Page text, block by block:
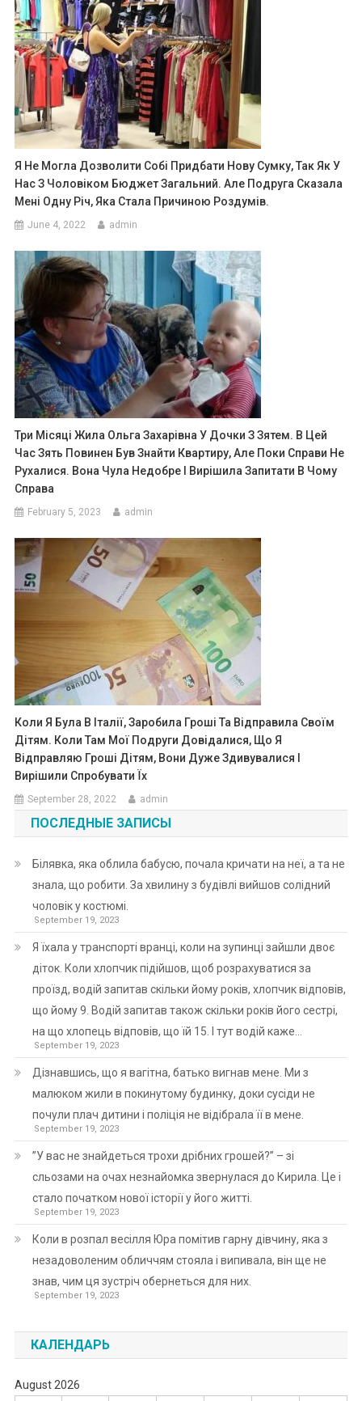
Я Не Могла Дозволити Собі Придбати Нову Сумку, Так Як У
Нас З Чоловіком Бюджет Загальний. Але Подруга Сказала
Мені Одну Річ, Яка Стала Причиною Роздумів.
June 4, 2022 admin
Три Місяці Жила Ольга Захарівна У Дочки З Зятем. В Цей
Час Зять Повинен Був Знайти Квартиру, Але Поки Справи Не
Рухалися. Вона Чула Недобре І Вирішила Запитати В Чому
Справа
February 5, 2023 admin
Коли Я Була В Італії, Заробила Гроші Та Відправила Своїм
Дітям. Коли Там Мої Подруги Довідалися, Що Я
Відправляю Гроші Дітям, Вони Дуже Здивувалися І
Вирішили Спробувати Їх
September 28, 2022 admin
ПОСЛЕДНЫЕ ЗАПИСЫ
Білявка, яка облила бабусю, почала кричати на неї, а та не
знала, що робити. За хвилину з будівлі вийшов солідний
чоловік у костюмі.
September 19, 2023
Я їхала у транспорті вранці, коли на зупинці зайшли двоє
діток. Коли хлопчик підійшов, щоб розрахуватися за
проїзд, водій запитав скільки йому років, хлопчик відповів,
що йому 9. Водій запитав також скільки років його сестрі,
на що хлопець відповів, що їй 15. І тут водій каже…
September 19, 2023
Дізнавшись, що я вагітна, батько вигнав мене. Ми з
малюком жили в покинутому будинку, доки сусіди не
почули плач дитини і поліція не відібрала її в мене.
September 19, 2023
”У вас не знайдеться трохи дрібних грошей?” – зі
сльозами на очах незнайомка звернулася до Кирила. Це і
стало початком нової історії у його житті.
September 19, 2023
Коли в розпал весілля Юра помітив гарну дівчину, яка з
незадоволеним обличчям стояла і випивала, він ще не
знав, чим ця зустріч обернеться для них.
September 19, 2023
КАЛЕНДАРЬ
August 2026